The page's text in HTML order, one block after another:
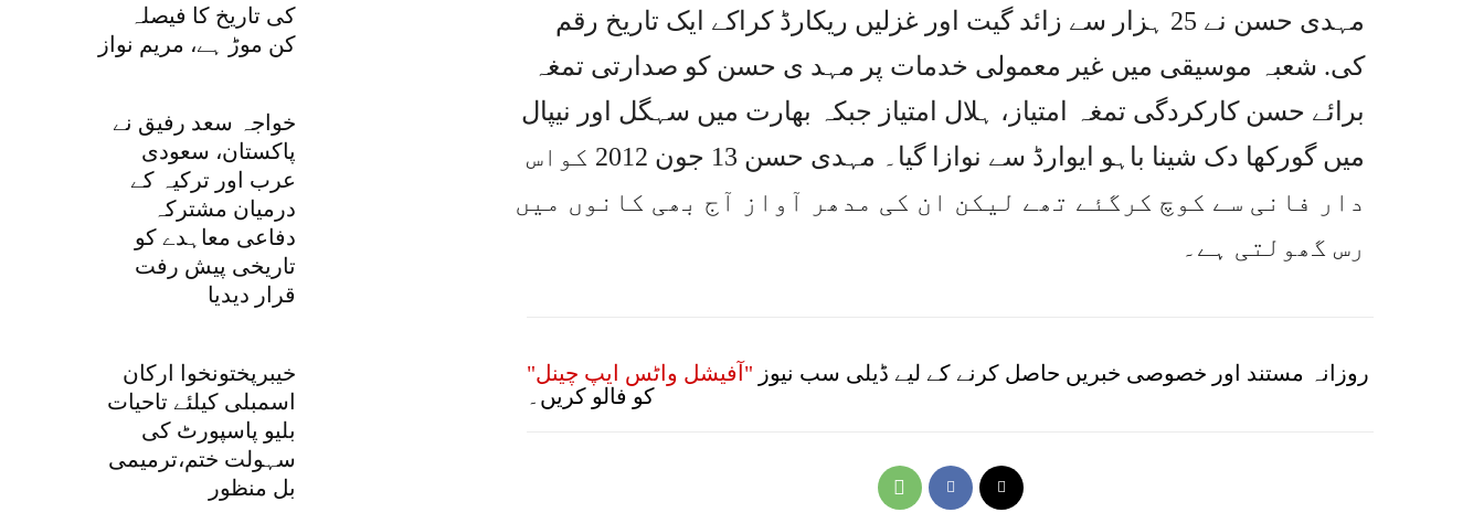
کی تاریخ کا فیصلہ
کن موڑ ہے، مریم نواز
خواجہ سعد رفیق نے
پاکستان، سعودی
عرب اور ترکیہ کے
درمیان مشترکہ
دفاعی معاہدے کو
تاریخی پیش رفت
قرار دیدیا
خیبرپختونخوا ارکان
اسمبلی کیلئے تاحیات
بلیو پاسپورٹ کی
سہولت ختم،ترمیمی
بل منظور
مہدی حسن نے 25 ہزار سے زائد گیت اور غزلیں ریکارڈ کراکے ایک تاریخ رقم
کی. شعبہ موسیقی میں غیر معمولی خدمات پر مہد ی حسن کو صدارتی تمغہ
برائے حسن کارکردگی تمغہ امتیاز، ہلال امتیاز جبکہ بھارت میں سہگل اور نیپال
میں گورکھا دک شینا باہو ایوارڈ سے نوازا گیا۔ مہدی حسن 13 جون 2012 کواس
دار فانی سے کوچ کرگئے تھے لیکن ان کی مدھر آواز آج بھی کانوں میں
رس گھولتی ہے۔
روزانہ مستند اور خصوصی خبریں حاصل کرنے کے لیے ڈیلی سب نیوز "آفیشل واٹس ایپ چینل"
کو فالو کریں۔